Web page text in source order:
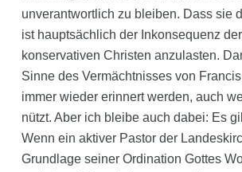
unverantwortlich zu bleiben. Dass sie
ist hauptsächlich der Inkonsequenz
konservativen Christen anzulasten.
Sinne des Vermächtnisses von
immer wieder erinnert werden, auch
nützt. Aber ich bleibe auch dabei: Es
Wenn ein aktiver Pastor der
Grundlage seiner Ordination Gottes